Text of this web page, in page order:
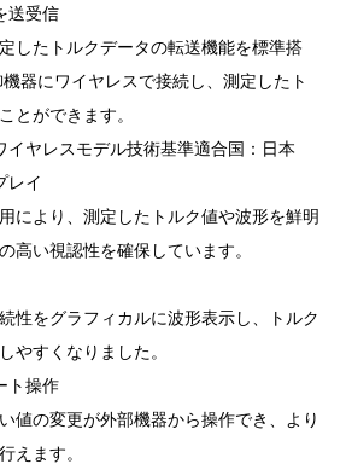
送受信
したトルクデータの転送機能を標準搭
器にワイヤレスで接続し、測定したト
とができます。
ヤレスモデル技術基準適合国：日本
レイ
により、測定したトルク値や波形を鮮明
高い視認性を確保しています。
性をグラフィカルに波形表示し、トルク
やすくなりました。
ト操作
値の変更が外部機器から操作でき、より
えます。